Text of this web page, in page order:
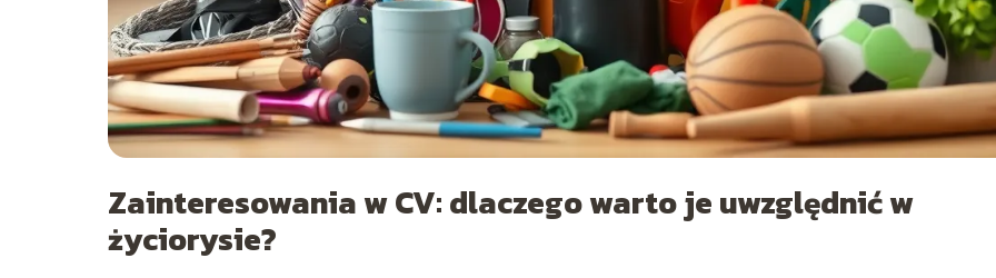
Zainteresowania w CV: dlaczego warto je uwzględnić w
życiorysie?